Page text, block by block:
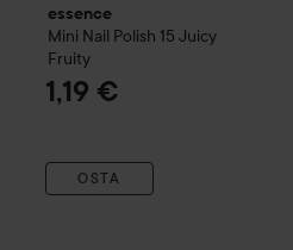
essence
Mini Nail Polish 15 Juicy
Fruity
1,19 €
OSTA